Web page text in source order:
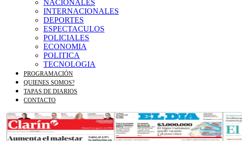
NACIONALES
INTERNACIONALES
DEPORTES
ESPECTACULOS
POLICIALES
ECONOMIA
POLITICA
TECNOLOGIA
PROGRAMACIÓN
QUIENES SOMOS?
TAPAS DE DIARIOS
CONTACTO